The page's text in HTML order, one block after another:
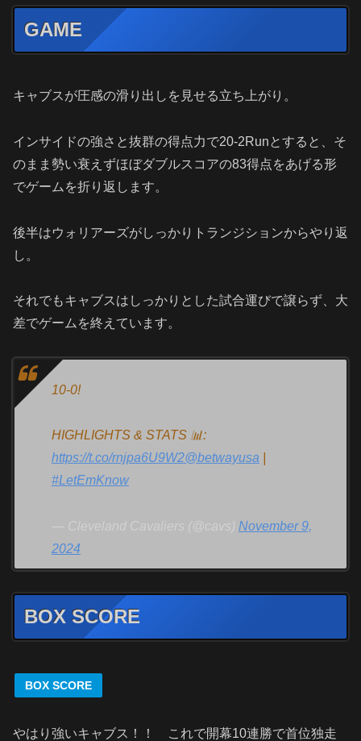
GAME
キャブスが圧感の滑り出しを見せる立ち上がり。
インサイドの強さと抜群の得点力で20-2Runとすると、そ
のまま勢い衰えずほぼダブルスコアの83得点をあげる形
でゲームを折り返します。
後半はウォリアーズがしっかりトランジションからやり返
し。
それでもキャブスはしっかりとした試合運びで譲らず、大
差でゲームを終えています。
10-0!
HIGHLIGHTS & STATS 📊:
https://t.co/rnjpa6U9W2@betwayusa
#LetEmKnow
— Cleveland Cavaliers (@cavs) November 9,
2024
BOX SCORE
BOX SCORE
やはり強いキャブス！！ これで開幕10連勝で首位独走